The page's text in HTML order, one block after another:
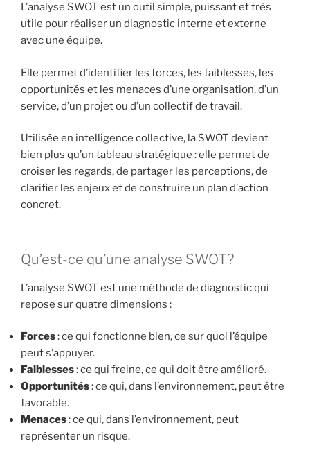
L’analyse SWOT est un outil simple, puissant et très
utile pour réaliser un diagnostic interne et externe
avec une équipe.
Elle permet d’identifier les forces, les faiblesses, les
opportunités et les menaces d’une organisation, d’un
service, d’un projet ou d’un collectif de travail.
Utilisée en intelligence collective, la SWOT devient
bien plus qu’un tableau stratégique : elle permet de
croiser les regards, de partager les perceptions, de
clarifier les enjeux et de construire un plan d’action
concret.
Qu’est-ce qu’une analyse SWOT?
L’analyse SWOT est une méthode de diagnostic qui
repose sur quatre dimensions :
Forces: ce qui fonctionne bien, ce sur quoi l’équipe
peut s’appuyer.
Faiblesses: ce qui freine, ce qui doit être amélioré.
Opportunités: ce qui, dans l’environnement, peut être
favorable.
Menaces: ce qui, dans l’environnement, peut
représenter un risque.